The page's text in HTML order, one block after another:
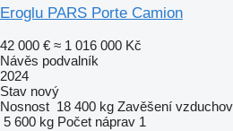
Eroglu PARS Porte Camion
42 000 € ≈ 1 016 000 Kč
Návěs podvalník
2024
Stav nový
Nosnost 18 400 kg Zavěšení
5 600 kg Počet náprav 1